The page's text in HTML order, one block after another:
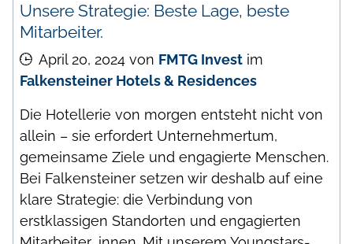
Unsere Strategie: Beste Lage, beste
Mitarbeiter.
April 20, 2024 von FMTG Invest im
Falkensteiner Hotels & Residences
Die Hotellerie von morgen entsteht nicht von
allein – sie erfordert Unternehmertum,
gemeinsame Ziele und engagierte Menschen.
Bei Falkensteiner setzen wir deshalb auf eine
klare Strategie: die Verbindung von
erstklassigen Standorten und engagierten